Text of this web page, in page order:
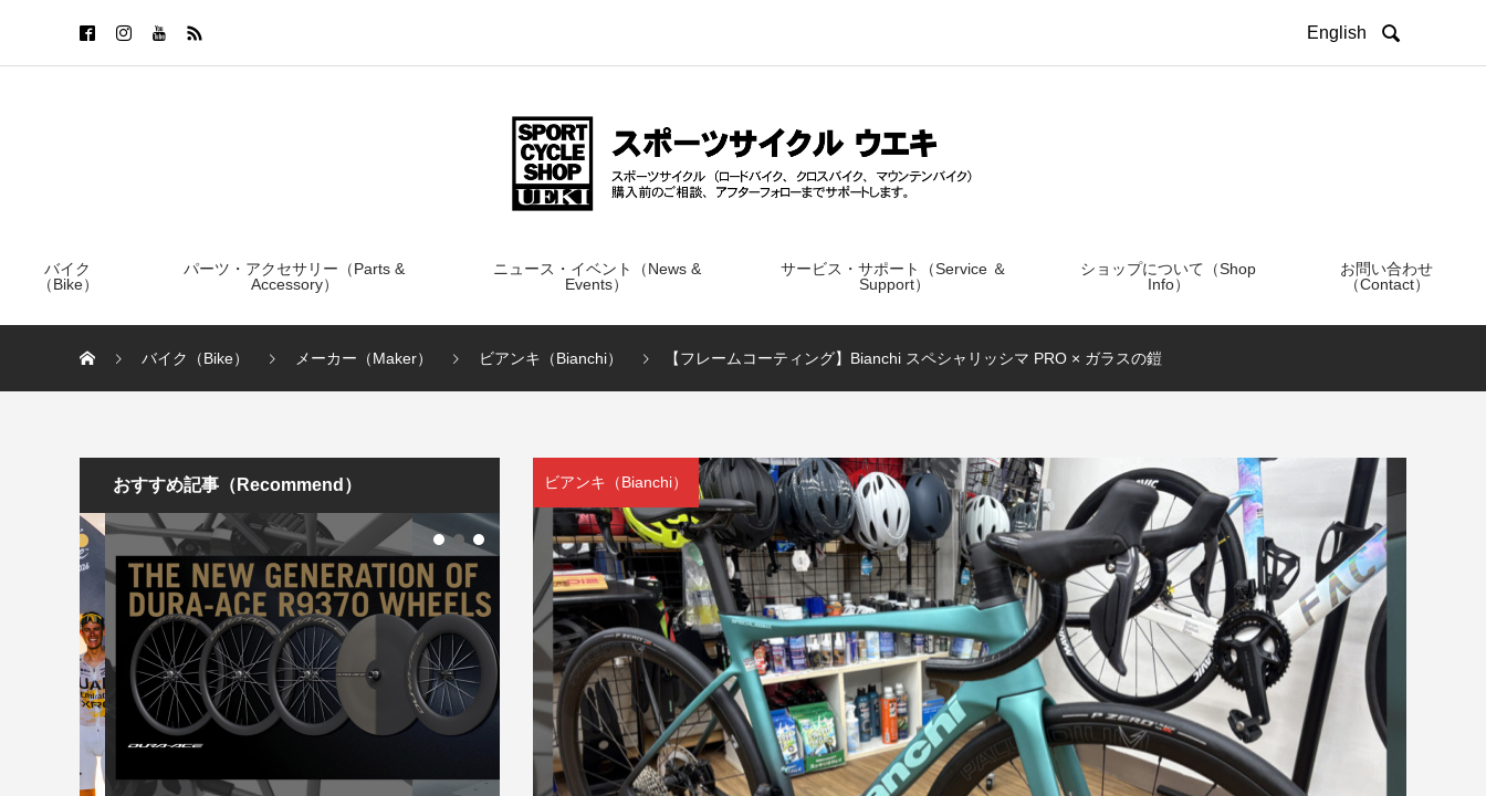
English 
バイク
（Bike）
パーツ・アクセサリー（Parts &
Accessory）
ニュース・イベント（News &
Events）
サービス・サポート（Service ＆
Support）
ショップについて（Shop
Info）
お問い合わせ
（Contact）
TREK EMONDA ALR4 2019年
モデル
ORBEA試乗会 & MyOカスタム
相談会｜...
【キャンペーン開催中】Bianchi
VIA NIR...
Wilier cento 1 AIR 105完成車 ...
SHIMANO シューズ SH-RP400
fizik フィジーク シューズ
TERRA ATL...
フィジーク シューズ TEMPO
R5 OVERCU...
fizik フィジーク シューズ
TEMPO R4、...
シマクル2025に参加してきまし
た！
シマノ新Webサービス
「SHIMANO CONNE...
GIANT 新型TCR発表！受注
中！
Wilier ヴェルティカーレSLR カ
スタムカラー...
バイク（Bike） メーカー（Maker） ビアンキ（Bianchi） 【フレームコーティング】Bianchi スペシャリッシマ PRO × ガラスの鎧
ビアンキ（Bianchi）
おすすめ記事（Recommend）